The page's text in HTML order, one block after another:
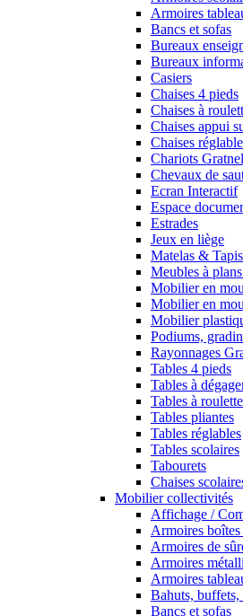
Armoires
Bancs et sofas
Bureaux
Bureaux
Casiers
Chaises 4 pieds
Chaises à
Chaises appui
Chaises
Chariots
Chevaux de
Ecran Interactif
Espace
Estrades
Jeux en liège
Matelas &
Meubles à
Mobilier en
Mobilier en
Mobilier
Podiums,
Rayonnages
Tables 4 pieds
Tables à
Tables à
Tables pliantes
Tables réglables
Tables scolaires
Tabourets
Chaises
Mobilier collectivités
Affichage /
Armoires
Armoires de
Armoires
Armoires
Bahuts, buffets,
Bancs et sofas